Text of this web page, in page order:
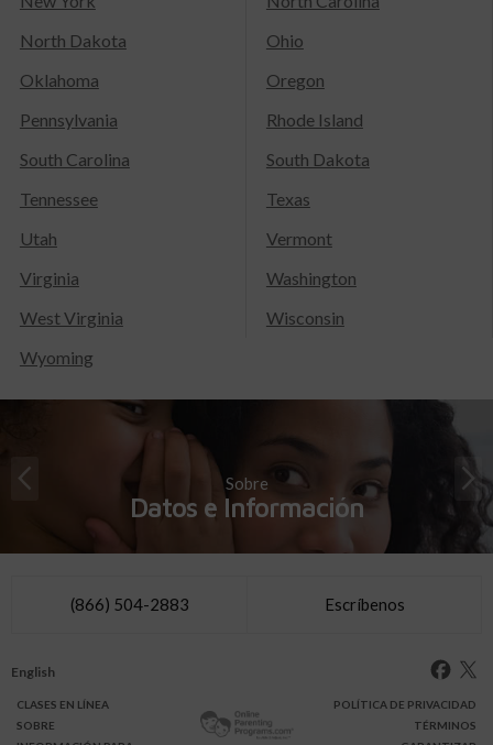
North Dakota
Ohio
Oklahoma
Oregon
Pennsylvania
Rhode Island
South Carolina
South Dakota
Tennessee
Texas
Utah
Vermont
Virginia
Washington
West Virginia
Wisconsin
Wyoming
Sobre
Datos e Información
(866) 504-2883 Escríbenos
English
CLASES EN LÍNEA
SOBRE
POLÍTICA DE PRIVACIDAD
TÉRMINOS